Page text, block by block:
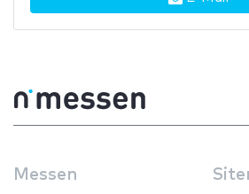
Messen